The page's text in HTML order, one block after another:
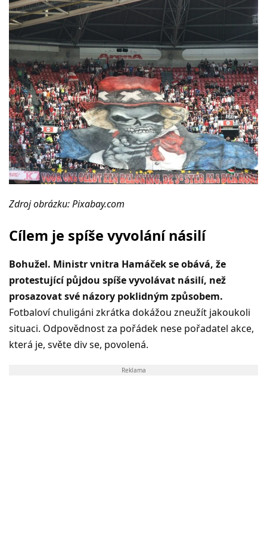
Zdroj obrázku: Pixabay.com
Cílem je spíše vyvolání násilí
Bohužel. Ministr vnitra Hamáček se obává, že
protestující půjdou spíše vyvolávat násilí, než
prosazovat své názory poklidným způsobem.
Fotbaloví chuligáni zkrátka dokážou zneužít jakoukoli
situaci. Odpovědnost za pořádek nese pořadatel akce,
která je, světe div se, povolená.
Reklama